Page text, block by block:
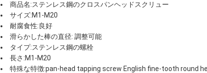
商品名:ステンレス鋼のクロスパンヘッドスクリュー
サイズ:M1-M20
耐腐食性:良好
滑らかした棒の直径: 調整可能
タイプ:ステンレス鋼の螺栓
長さ:M1-M20
特殊な特徴:pan-head tapping screw English fine-tooth round